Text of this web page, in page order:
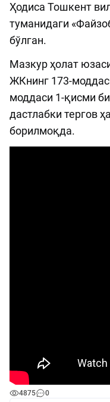
Ҳодиса Тошкент
туманидаги
бўлган.
Мазкур ҳолат
ЖКнинг 173-
моддаси 1-қисми
дастлабки тергов
борилмоқда.
4875 0